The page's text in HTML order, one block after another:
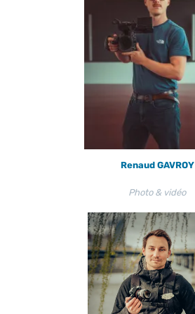
Renaud GAVROY
Photo & vidéo